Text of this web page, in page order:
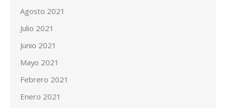
Agosto 2021
Julio 2021
Junio 2021
Mayo 2021
Febrero 2021
Enero 2021